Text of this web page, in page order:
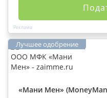
«Мани Мен»